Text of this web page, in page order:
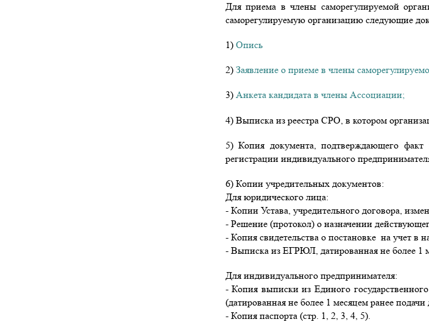
Для приема в члены саморегулируемой
саморегулируемую организацию следующие
1) Опись
2) Заявление о приеме в члены
3) Анкета кандидата в члены Ассоциации;
4) Выписка из реестра СРО, в котором
5) Копия документа, подтверждающего факт
регистрации индивидуального
6) Копии учредительных документов:
Для юридического лица:
- Копии Устава, учредительного договора,
- Решение (протокол) о назначении
- Копия свидетельства о постановке на учет в
- Выписка из ЕГРЮЛ, датированная не более 1
Для индивидуального предпринимателя:
- Копия выписки из Единого
(датированная не более 1 месяцем ранее
- Копия паспорта (стр. 1, 2, 3, 4, 5).